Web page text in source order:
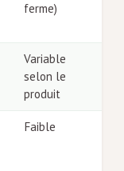
ferme)
Variable
selon le
produit
Faible